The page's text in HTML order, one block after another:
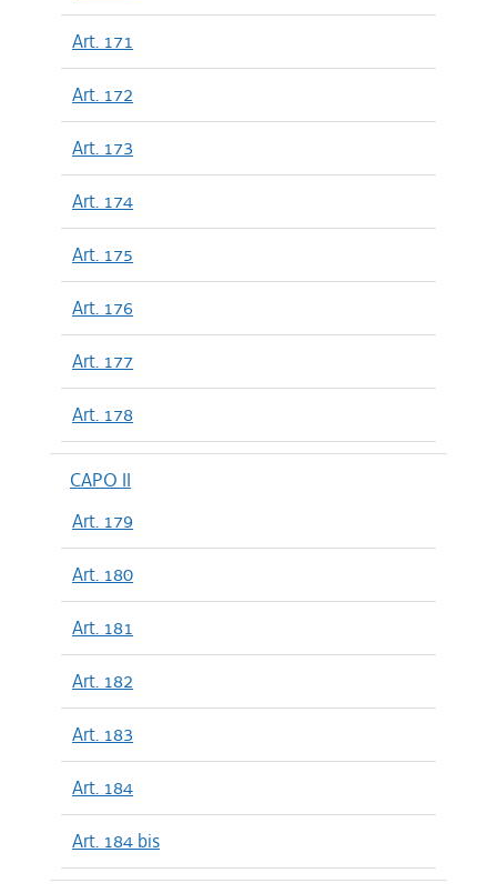
Art. 171
Art. 172
Art. 173
Art. 174
Art. 175
Art. 176
Art. 177
Art. 178
CAPO II
Art. 179
Art. 180
Art. 181
Art. 182
Art. 183
Art. 184
Art. 184 bis